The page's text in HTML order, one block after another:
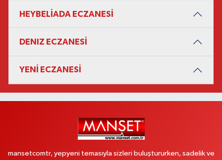
HEYBELİADA ECZANESİ
DENIZ ECZANESİ
YENİ ECZANESİ
mansetcomtr, yepyeni temasıyla sizleri buluştururken, sadelik ve